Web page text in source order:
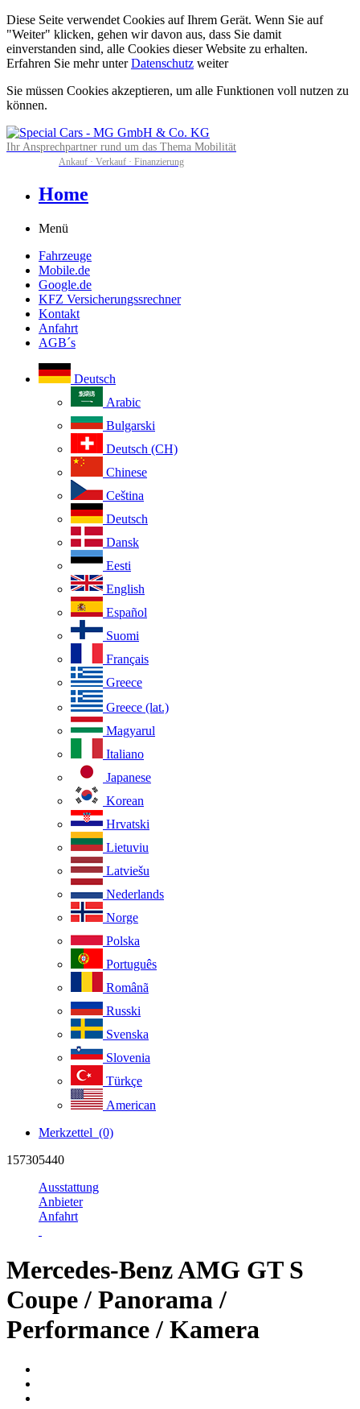
Diese Seite verwendet Cookies auf Ihrem Gerät. Wenn Sie auf
"Weiter" klicken, gehen wir davon aus, dass Sie damit
einverstanden sind, alle Cookies dieser Website zu erhalten.
Erfahren Sie mehr unterDatenschutz weiter
Sie müssen Cookies akzeptieren, um alle Funktionen voll nutzen zu
können.
Ihr Ansprechpartner rund um das Thema Mobilität
Ankauf · Verkauf · Finanzierung
Home
Menü
Fahrzeuge
Mobile.de
Google.de
KFZ Versicherungssrechner
Kontakt
Anfahrt
AGB´s
Deutsch
Arabic
Bulgarski
Deutsch (CH)
Chinese
Ceština
Deutsch
Dansk
Eesti
English
Español
Suomi
Français
Greece
Greece (lat.)
Magyarul
Italiano
Japanese
Korean
Hrvatski
Lietuviu
Latviešu
Nederlands
Norge
Polska
Português
Românã
Russki
Svenska
Slovenia
Türkçe
American
Merkzettel (0)
157305440
Ausstattung
Anbieter
Anfahrt
Mercedes-Benz AMG GT S
Coupe / Panorama /
Performance / Kamera